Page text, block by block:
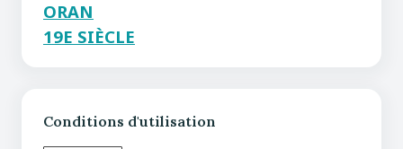
ORAN
19E SIÈCLE
Conditions d'utilisation